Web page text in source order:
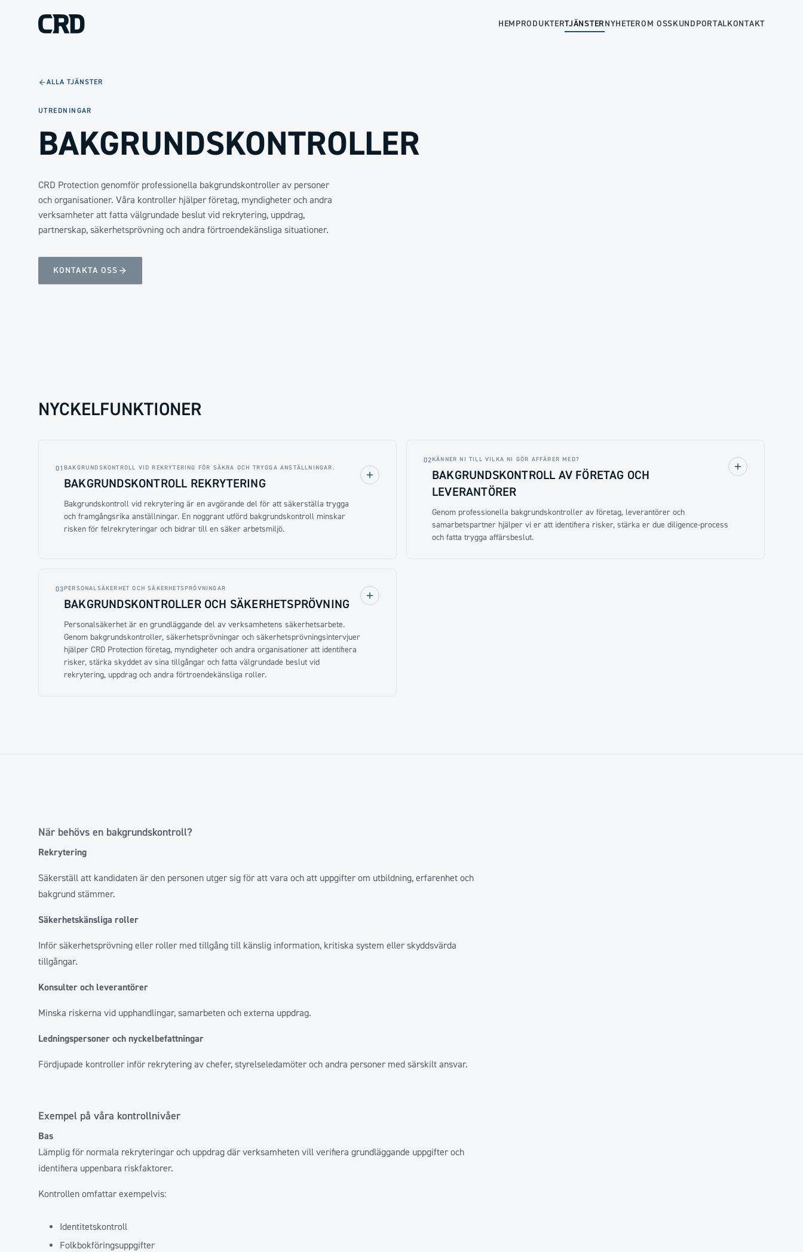
HEMPRODUKTERTJÄNSTERNYHETEROM OSSKUNDPORTALKONTAKT
ALLA TJÄNSTER
UTREDNINGAR
BAKGRUNDSKONTROLLER
CRD Protection genomför professionella bakgrundskontroller av personer
och organisationer. Våra kontroller hjälper företag, myndigheter och andra
verksamheter att fatta välgrundade beslut vid rekrytering, uppdrag,
partnerskap, säkerhetsprövning och andra förtroendekänsliga situationer.
KONTAKTA OSS
NYCKELFUNKTIONER
01 BAKGRUNDSKONTROLL VID REKRYTERING FÖR SÄKRA OCH TRYGGA ANSTÄLLNINGAR.
BAKGRUNDSKONTROLL REKRYTERING
Bakgrundskontroll vid rekrytering är en avgörande del för att säkerställa trygga
och framgångsrika anställningar. En noggrant utförd bakgrundskontroll minskar
risken för felrekryteringar och bidrar till en säker arbetsmiljö.
02KÄNNER NI TILL VILKA NI GÖR AFFÄRER MED?
BAKGRUNDSKONTROLL AV FÖRETAG OCH
LEVERANTÖRER
Genom professionella bakgrundskontroller av företag, leverantörer och
samarbetspartner hjälper vi er att identifiera risker, stärka er due diligence-process
och fatta trygga affärsbeslut.
03PERSONALSÄKERHET OCH SÄKERHETSPRÖVNINGAR
BAKGRUNDSKONTROLLER OCH SÄKERHETSPRÖVNING
Personalsäkerhet är en grundläggande del av verksamhetens säkerhetsarbete.
Genom bakgrundskontroller, säkerhetsprövningar och säkerhetsprövningsintervjuer
hjälper CRD Protection företag, myndigheter och andra organisationer att identifiera
risker, stärka skyddet av sina tillgångar och fatta välgrundade beslut vid
rekrytering, uppdrag och andra förtroendekänsliga roller.
När behövs en bakgrundskontroll?
Rekrytering
Säkerställ att kandidaten är den personen utger sig för att vara och att uppgifter om utbildning, erfarenhet och
bakgrund stämmer.
Säkerhetskänsliga roller
Inför säkerhetsprövning eller roller med tillgång till känslig information, kritiska system eller skyddsvärda
tillgångar.
Konsulter och leverantörer
Minska riskerna vid upphandlingar, samarbeten och externa uppdrag.
Ledningspersoner och nyckelbefattningar
Fördjupade kontroller inför rekrytering av chefer, styrelseledamöter och andra personer med särskilt ansvar.
Exempel på våra kontrollnivåer
Bas
Lämplig för normala rekryteringar och uppdrag där verksamheten vill verifiera grundläggande uppgifter och
identifiera uppenbara riskfaktorer.
Kontrollen omfattar exempelvis:
Identitetskontroll
Folkbokföringsuppgifter